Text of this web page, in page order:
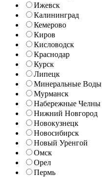
Ижевск
Калининград
Кемерово
Киров
Кисловодск
Краснодар
Курск
Липецк
Минеральные Воды
Мурманск
Набережные Челны
Нижний Новгород
Новокузнецк
Новосибирск
Новый Уренгой
Омск
Орел
Пермь